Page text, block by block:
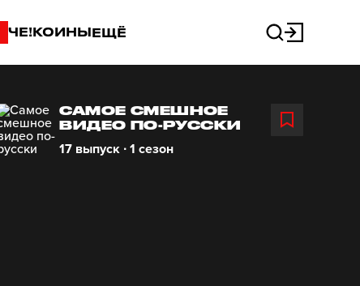
ЧЕ!КОИНЫЕЩЁ
САМОЕ СМЕШНОЕ
ВИДЕО ПО-РУССКИ
17 выпуск ∙ 1 сезон